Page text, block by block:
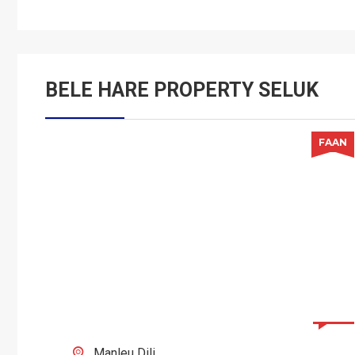
BELE HARE PROPERTY SELUK
FAAN